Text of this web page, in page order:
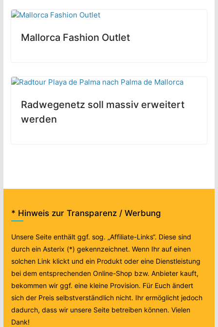
Mallorca Fashion Outlet
Radwegenetz soll massiv erweitert
werden
* Hinweis zur Transparenz / Werbung
Unsere Seite enthält ggf. sog. „Affiliate-Links“. Diese sind
durch ein Asterix (*) gekennzeichnet. Wenn Ihr auf einen
solchen Link klickt und ein Produkt oder eine Dienstleistung
bei dem entsprechenden Online-Shop bzw. Anbieter kauft,
bekommen wir ggf. eine kleine Provision. Für Euch ändert
sich der Preis selbstverständlich nicht. Ihr ermöglicht jedoch
dadurch, dass wir unsere Seite betreiben können. Vielen
Dank!